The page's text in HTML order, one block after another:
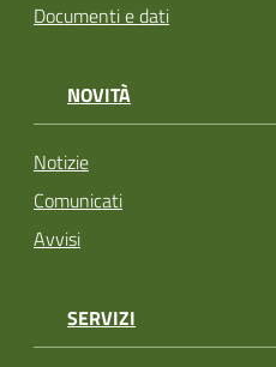
Documenti e dati
NOVITÀ
Notizie
Comunicati
Avvisi
SERVIZI